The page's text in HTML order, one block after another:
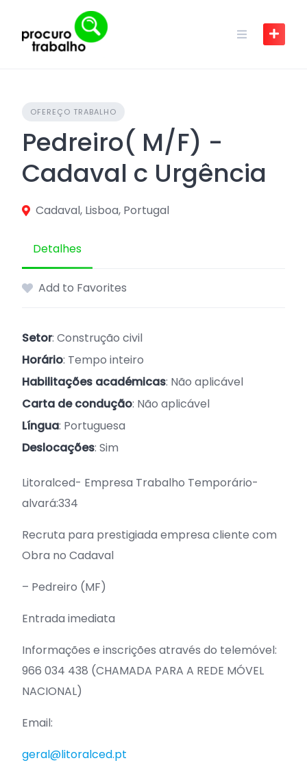
content
OFEREÇO TRABALHO
Pedreiro( M/F) -
Cadaval c Urgência
Cadaval, Lisboa, Portugal
Detalhes
Add to Favorites
Setor: Construção civil
Horário: Tempo inteiro
Habilitações académicas: Não aplicável
Carta de condução: Não aplicável
Língua: Portuguesa
Deslocações: Sim
Litoralced- Empresa Trabalho Temporário-
alvará:334
Recruta para prestigiada empresa cliente com
Obra no Cadaval
– Pedreiro (MF)
Entrada imediata
Informações e inscrições através do telemóvel:
966 034 438 (CHAMADA PARA A REDE MÓVEL
NACIONAL)
Email:
geral@litoralced.pt